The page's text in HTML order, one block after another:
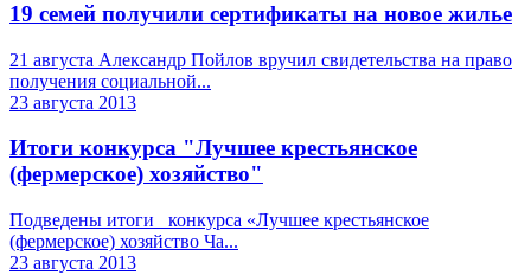
19 семей получили сертификаты на новое жилье
21 августа Александр Пойлов вручил свидетельства на право
получения социальной...
23 августа 2013
Итоги конкурса "Лучшее крестьянское
(фермерское) хозяйство"
Подведены итоги конкурса «Лучшее крестьянское
(фермерское) хозяйство Ча...
23 августа 2013